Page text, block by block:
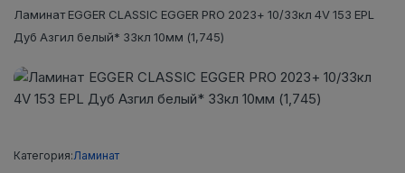
Ламинат EGGER CLASSIC EGGER PRO 2023+ 10/33кл 4V 153 EPL
Дуб Азгил белый* 33кл 10мм (1,745)
Категория:Ламинат